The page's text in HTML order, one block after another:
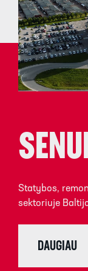
Statybos,
sektoriuje
DAUGIAU